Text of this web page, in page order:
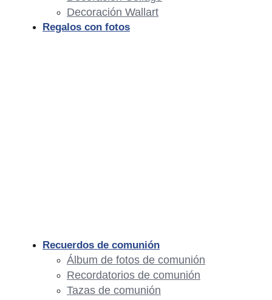
Decoración Wallart
Regalos con fotos
Recuerdos de comunión
Álbum de fotos de comunión
Recordatorios de comunión
Tazas de comunión